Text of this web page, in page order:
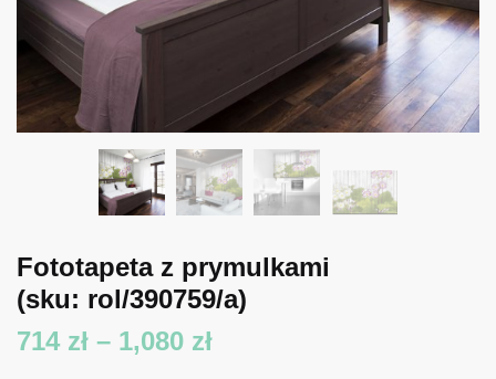
Fototapeta z prymulkami
(sku: rol/390759/a)
714 zł – 1,080 złZakres